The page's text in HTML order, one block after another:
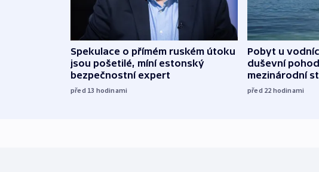
Spekulace o přímém ruském útoku
jsou pošetilé, míní estonský
bezpečnostní expert
před 13 hodinami
Pobyt u
duševní
mezinárodní
před 22 hodinami